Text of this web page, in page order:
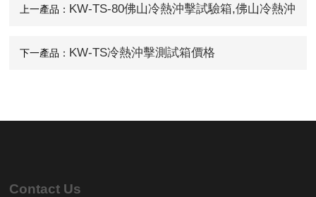
上一產品： KW-TS-80佛山冷熱沖擊試驗箱,佛山冷熱沖
下一產品： KW-TS冷熱沖擊測試箱價格
Contact Us